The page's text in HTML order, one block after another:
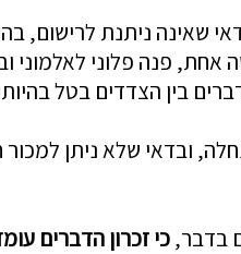
שאינה ניתנת
פנה פלוני לאלמוני
בין הצדדים בטל
ובדאי שלא ניתן
בדבר,כי זכרון הדברים